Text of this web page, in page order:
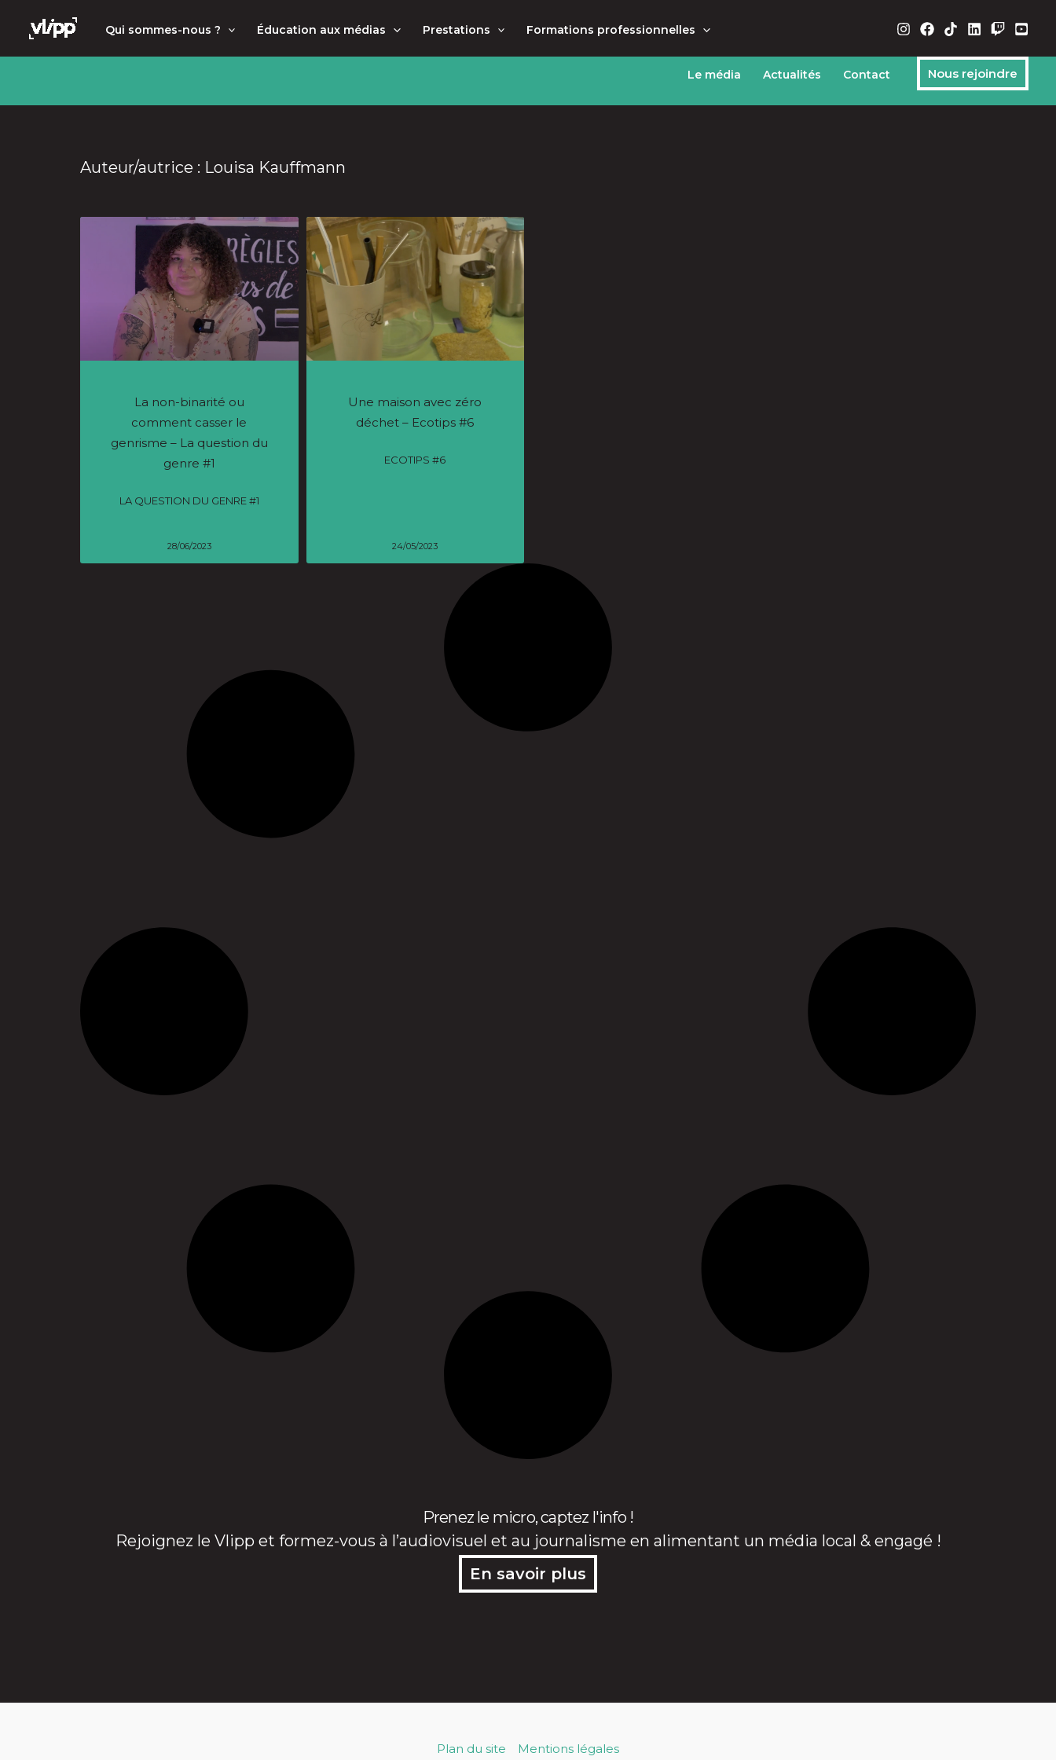
principal
Qui sommes-nous ? Éducation aux médias Prestations Formations professionnelles
Le média Actualités Contact Nous rejoindre
Auteur/autrice : Louisa Kauffmann
La non-binarité ou
comment casser le
genrisme – La question du
genre #1
LA QUESTION DU GENRE #1
28/06/2023
Une maison avec zéro
déchet – Ecotips #6
ECOTIPS #6
24/05/2023
Prenez le micro, captez l'info !
Rejoignez le Vlipp et formez-vous à l’audiovisuel et au journalisme en alimentant un média local & engagé !
En savoir plus
Plan du site Mentions légales